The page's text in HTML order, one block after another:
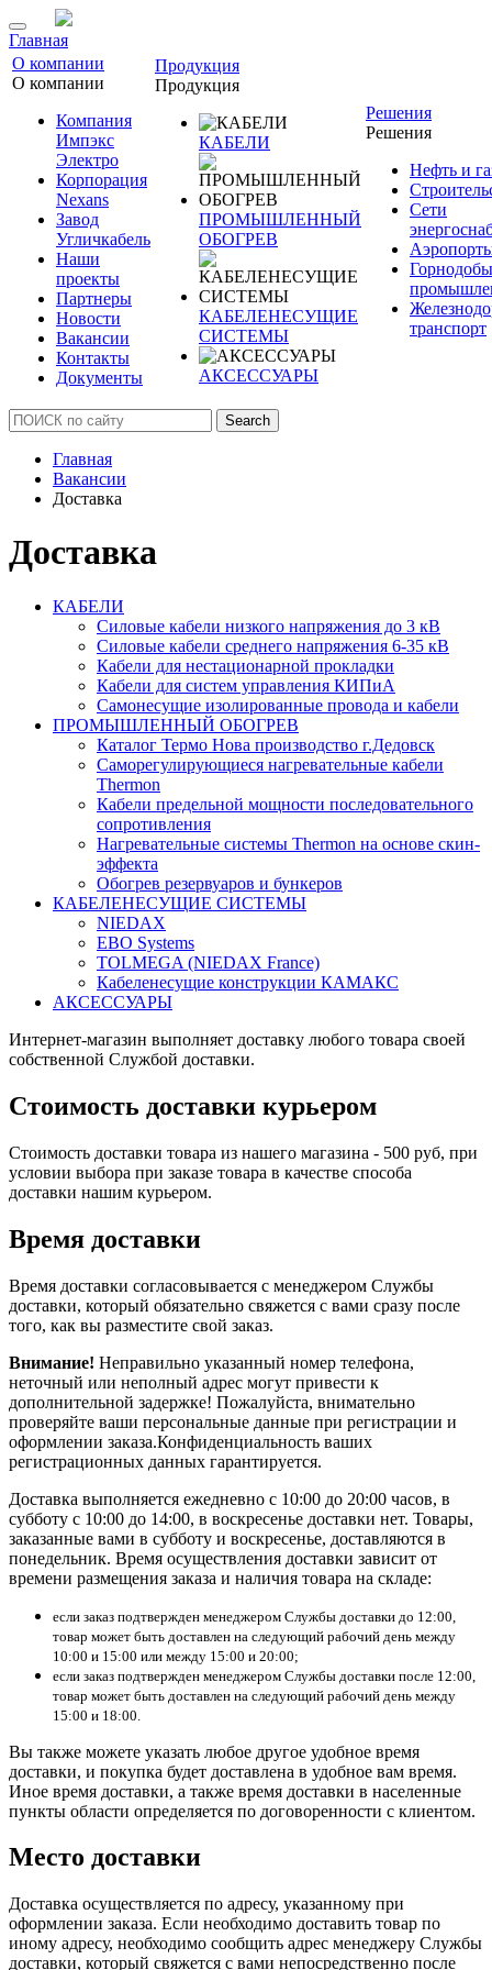
Главная
О компании
О компании
Компания
Импэкс
Электро
Корпорация
Nexans
Завод
Угличкабель
Наши
проекты
Партнеры
Новости
Вакансии
Контакты
Документы
Продукция
Продукция
КАБЕЛИ
ПРОМЫШЛЕННЫЙ
ОБОГРЕВ
КАБЕЛЕНЕСУЩИЕ
СИСТЕМЫ
АКСЕССУАРЫ
Решения
Решения
Нефть и
Сети
транспорт
Search
Главная
Вакансии
Доставка
Доставка
КАБЕЛИ
Силовые кабели низкого напряжения до 3 кВ
Силовые кабели среднего напряжения 6-35 кВ
Кабели для нестационарной прокладки
Кабели для систем управления КИПиА
Самонесущие изолированные провода и кабели
ПРОМЫШЛЕННЫЙ ОБОГРЕВ
Каталог Термо Нова производство г.Дедовск
Саморегулирующиеся нагревательные кабели
Thermon
Кабели предельной мощности последовательного
сопротивления
Нагревательные системы Thermon на основе скин-
эффекта
Обогрев резервуаров и бункеров
КАБЕЛЕНЕСУЩИЕ СИСТЕМЫ
NIEDAX
EBO Systems
TOLMEGA (NIEDAX France)
Кабеленесущие конструкции КАМАКС
АКСЕССУАРЫ
Интернет-магазин выполняет доставку любого товара своей
собственной Службой доставки.
Стоимость доставки курьером
Стоимость доставки товара из нашего магазина - 500 руб, при
условии выбора при заказе товара в качестве способа
доставки нашим курьером.
Время доставки
Время доставки согласовывается с менеджером Службы
доставки, который обязательно свяжется с вами сразу после
того, как вы разместите свой заказ.
Внимание! Неправильно указанный номер телефона,
неточный или неполный адрес могут привести к
дополнительной задержке! Пожалуйста, внимательно
проверяйте ваши персональные данные при регистрации и
оформлении заказа.Конфиденциальность ваших
регистрационных данных гарантируется.
Доставка выполняется ежедневно с 10:00 до 20:00 часов, в
субботу с 10:00 до 14:00, в воскресенье доставки нет. Товары,
заказанные вами в субботу и воскресенье, доставляются в
понедельник. Время осуществления доставки зависит от
времени размещения заказа и наличия товара на складе:
если заказ подтвержден менеджером Службы доставки до 12:00,
товар может быть доставлен на следующий рабочий день между
10:00 и 15:00 или между 15:00 и 20:00;
если заказ подтвержден менеджером Службы доставки после 12:00,
товар может быть доставлен на следующий рабочий день между
15:00 и 18:00.
Вы также можете указать любое другое удобное время
доставки, и покупка будет доставлена в удобное вам время.
Иное время доставки, а также время доставки в населенные
пункты области определяется по договоренности с клиентом.
Место доставки
Доставка осуществляется по адресу, указанному при
оформлении заказа. Если необходимо доставить товар по
иному адресу, необходимо сообщить адрес менеджеру Службы
доставки, который свяжется с вами непосредственно после